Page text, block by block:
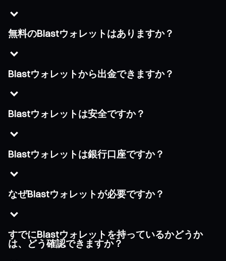
無料のBlastウォレットはありますか？
Blastウォレットから出金できますか？
Blastウォレットは安全ですか？
Blastウォレットは銀行口座ですか？
なぜBlastウォレットが必要ですか？
すでにBlastウォレットを持っているかどうか
は、どう確認できますか？